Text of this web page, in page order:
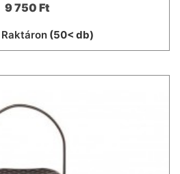
9 750 Ft
Raktáron (50< db)